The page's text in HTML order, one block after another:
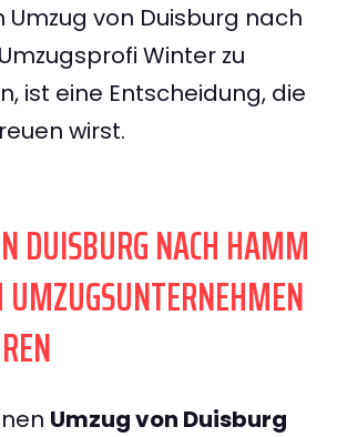
Umzug von Duisburg nach
Winter zu
ist eine Entscheidung, die
wirst.
DUISBURG NACH HAMM
Umzug von Duisburg